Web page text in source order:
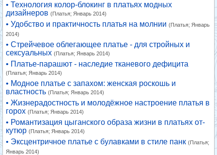
• Технология колор-блокинг в платьях модных
дизайнеров (Платья; Январь 2014)
• Удобство и практичность платья на молнии (Платья; Январь
2014)
• Стрейчевое облегающее платье - для стройных и
сексуальных (Платья; Январь 2014)
• Платье-парашют - наследие тканевого дефицита
(Платья; Январь 2014)
• Модное платье с запахом: женская роскошь и
властность (Платья; Январь 2014)
• Жизнерадостность и молодёжное настроение платья в
горох (Платья; Январь 2014)
• Романтизация цыганского образа жизни в платьях от-
кутюр (Платья; Январь 2014)
• Эксцентричное платье с булавками в стиле панк (Платья;
Январь 2014)